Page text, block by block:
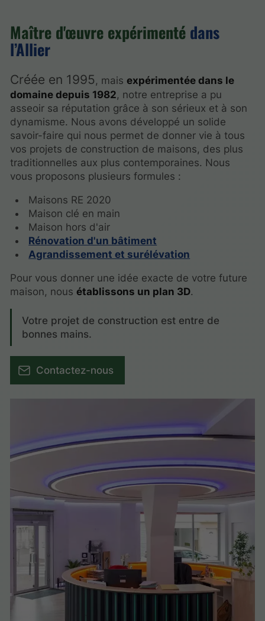
Maître d'œuvre expérimenté dans
l’Allier
Créée en 1995 , mais expérimentée dans le
domaine depuis 1982, notre entreprise a pu
asseoir sa réputation grâce à son sérieux et à son
dynamisme. Nous avons développé un solide
savoir-faire qui nous permet de donner vie à tous
vos projets de construction de maisons, des plus
traditionnelles aux plus contemporaines. Nous
vous proposons plusieurs formules :
Maisons RE 2020
Maison clé en main
Maison hors d'air
Rénovation d'un bâtiment
Agrandissement et surélévation
Pour vous donner une idée exacte de votre future
maison, nous établissons un plan 3D.
Votre projet de construction est entre de
bonnes mains.
Contactez-nous